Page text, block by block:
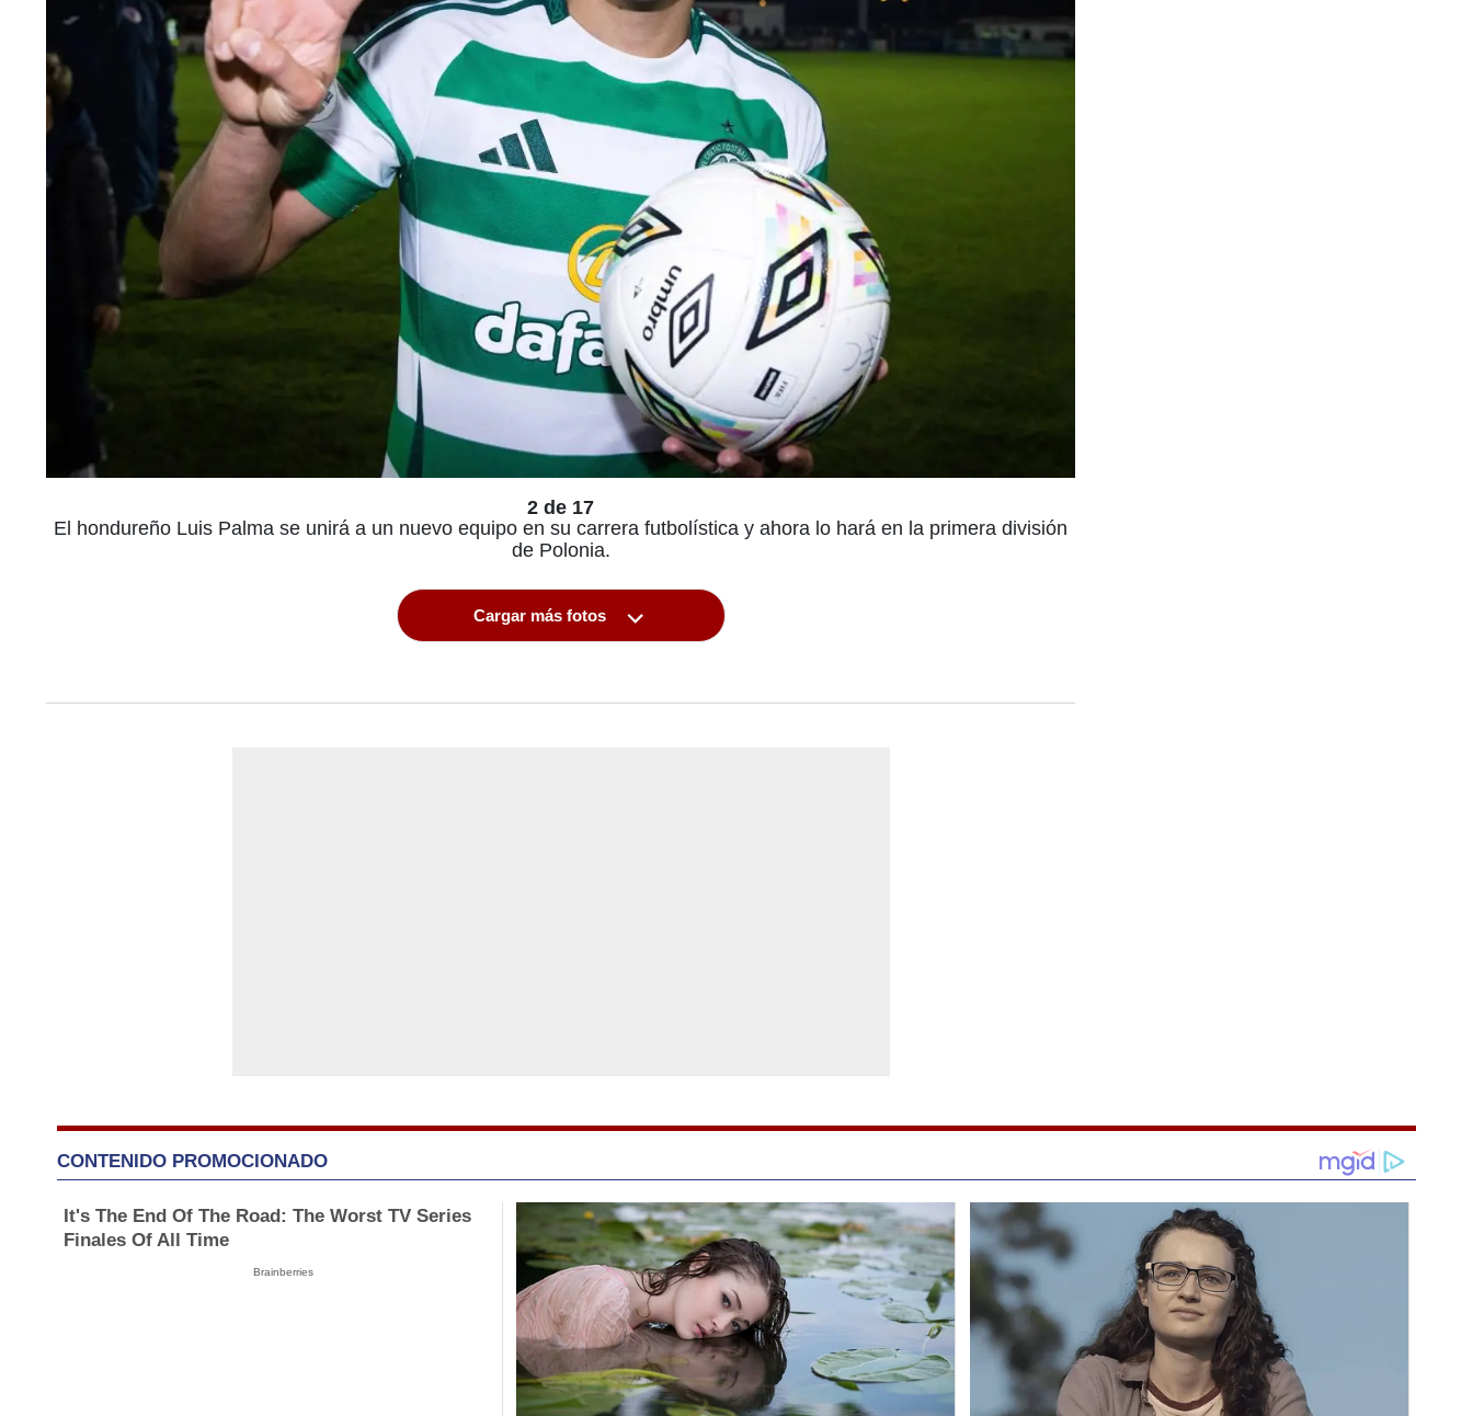
2 de 17
El hondureño Luis Palma se unirá a un nuevo equipo en su carrera futbolística y ahora lo hará en la primera división
de Polonia.
Cargar más fotos
CONTENIDO PROMOCIONADO
It's The End Of The Road: The Worst TV Series
Finales Of All Time
Brainberries